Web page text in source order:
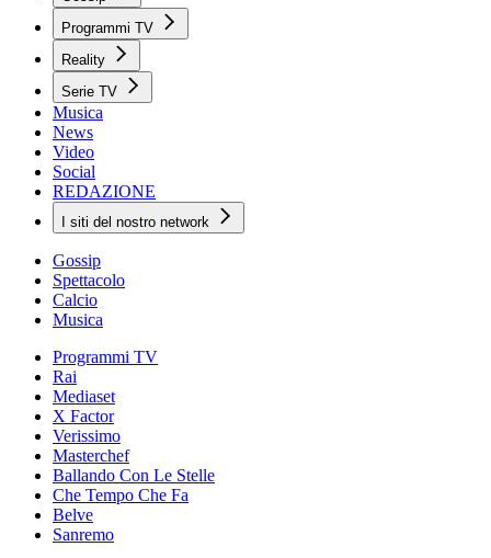
Programmi TV
Reality
Serie TV
Musica
News
Video
Social
REDAZIONE
I siti del nostro network
Gossip
Spettacolo
Calcio
Musica
Programmi TV
Rai
Mediaset
X Factor
Verissimo
Masterchef
Ballando Con Le Stelle
Che Tempo Che Fa
Belve
Sanremo